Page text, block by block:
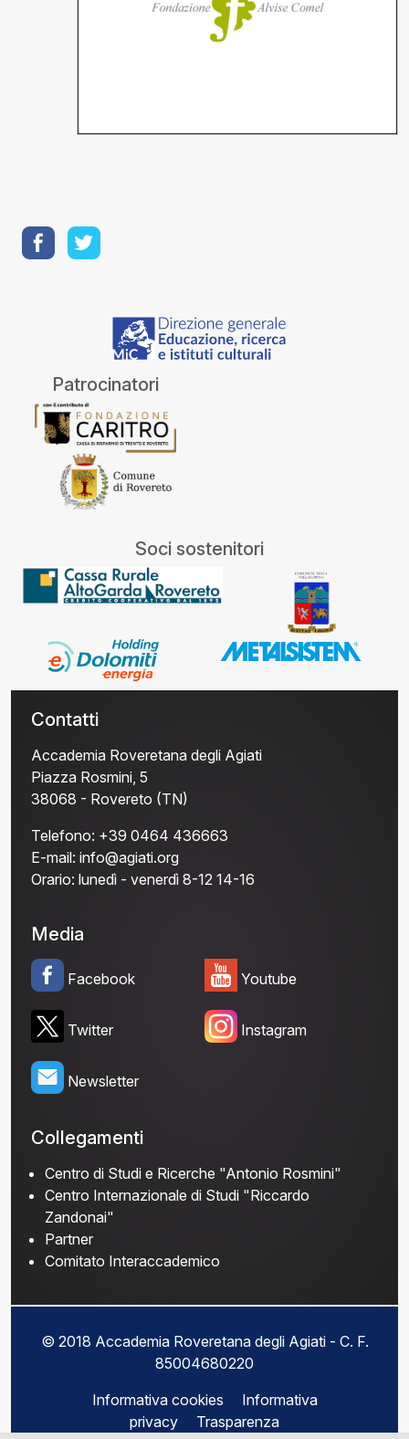
Patrocinatori
Soci sostenitori
Contatti
Accademia Roveretana degli Agiati
Piazza Rosmini, 5
38068 - Rovereto (TN)
Telefono: +39 0464 436663
E-mail: info@agiati.org
Orario: lunedì - venerdì 8-12 14-16
Media
Facebook
Twitter
Newsletter
Youtube
Instagram
Collegamenti
Centro di Studi e Ricerche "Antonio Rosmini"
Centro Internazionale di Studi "Riccardo
Zandonai"
Partner
Comitato Interaccademico
© 2018 Accademia Roveretana degli Agiati - C. F.
85004680220
Informativa cookies
Informativa
privacy
Trasparenza